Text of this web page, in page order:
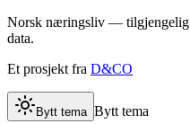
Norsk næringsliv — tilgjengelig
data.
Et prosjekt fra D&CO
Bytt tema Bytt tema